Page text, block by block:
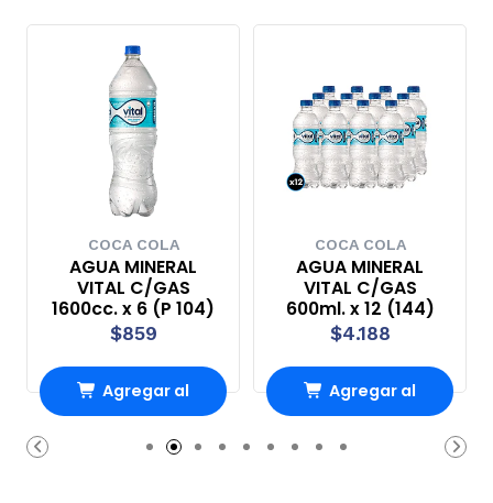
COCA COLA
AGUA MINERAL
VITAL C/GAS
1600cc. x 6 (P 104)
$859
Agregar al
Carro
COCA COLA
AGUA MINERAL
VITAL C/GAS
600ml. x 12 (144)
$4.188
Agregar al
Carro